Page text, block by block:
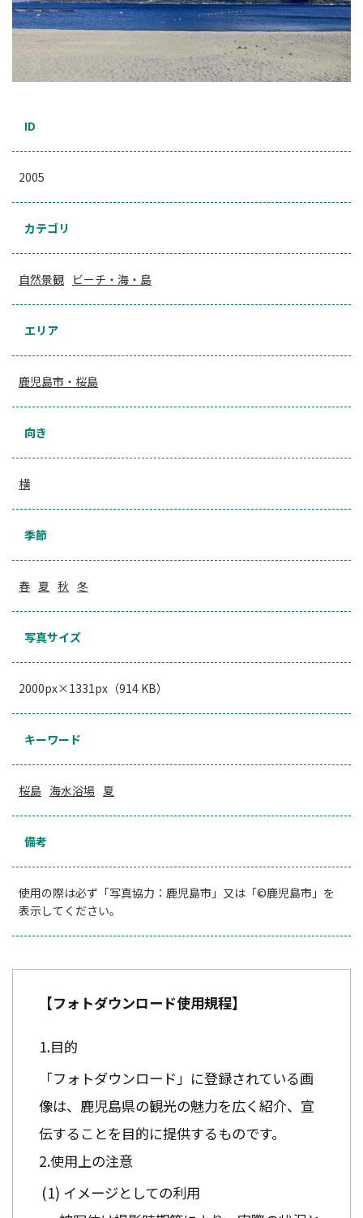
ID
2005
カテゴリ
自然景観 ビーチ・海・島
エリア
鹿児島市・桜島
向き
横
季節
春 夏 秋 冬
写真サイズ
2000px×1331px（914 KB）
キーワード
桜島 海水浴場 夏
備考
使用の際は必ず「写真協力：鹿児島市」又は「©鹿児島市」を
表示してください。
【フォトダウンロード使用規程】
目的
「フォトダウンロード」に登録されている画
像は、鹿児島県の観光の魅力を広く紹介、宣
伝することを目的に提供するものです。
使用上の注意
イメージとしての利用